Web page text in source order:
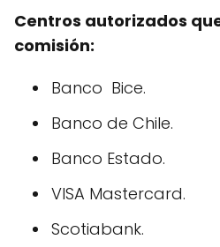
Centros autorizados
comisión:
Banco Bice.
Banco de Chile.
Banco Estado.
VISA Mastercard.
Scotiabank.